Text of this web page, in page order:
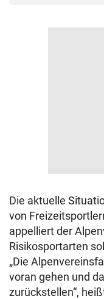
Die aktuelle
von
appelliert der
Risikosportarten
„Die
voran gehen und
zurückstellen“,